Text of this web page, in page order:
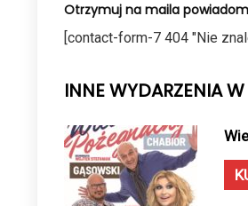
Otrzymuj na maila
[contact-form-7 404 "Nie
INNE WYDARZENIA